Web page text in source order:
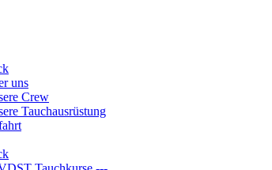
uns
Crew
Tauchausrüstung